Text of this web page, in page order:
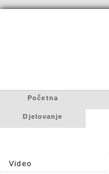
Početna
Djelovanje
Video